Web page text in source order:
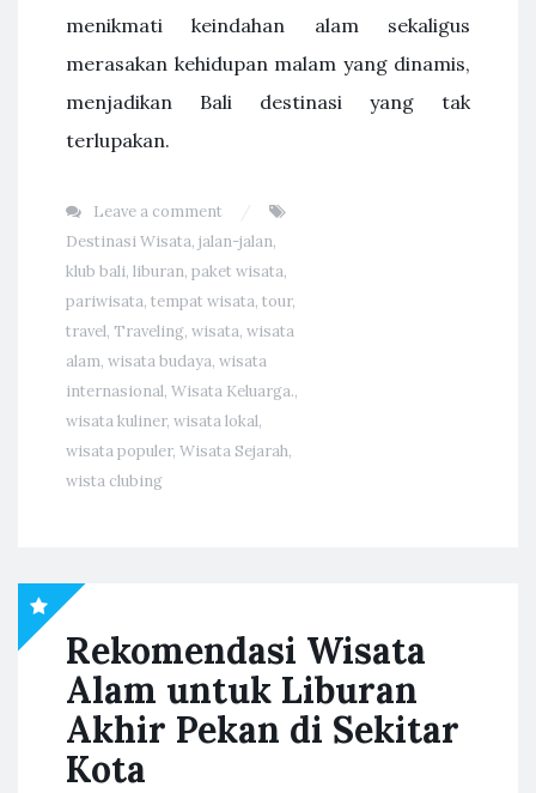
menikmati keindahan alam sekaligus
merasakan kehidupan malam yang dinamis,
menjadikan Bali destinasi yang tak
terlupakan.
Leave a comment
Destinasi Wisata, jalan-jalan,
klub bali, liburan, paket wisata,
pariwisata, tempat wisata, tour,
travel, Traveling, wisata, wisata
alam, wisata budaya, wisata
internasional, Wisata Keluarga.,
wisata kuliner, wisata lokal,
wisata populer, Wisata Sejarah,
wista clubing
Rekomendasi Wisata
Alam untuk Liburan
Akhir Pekan di Sekitar
Kota